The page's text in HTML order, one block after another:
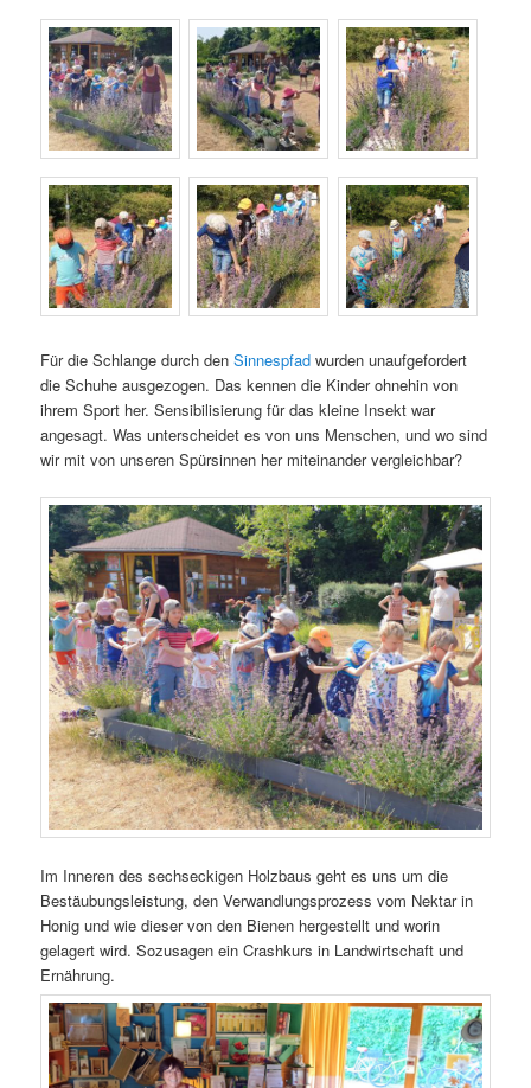
Für die Schlange durch denSinnespfad wurden unaufgefordert
die Schuhe ausgezogen. Das kennen die Kinder ohnehin von
ihrem Sport her. Sensibilisierung für das kleine Insekt war
angesagt. Was unterscheidet es von uns Menschen, und wo sind
wir mit von unseren Spürsinnen her miteinander vergleichbar?
Im Inneren des sechseckigen Holzbaus geht es uns um die
Bestäubungsleistung, den Verwandlungsprozess vom Nektar in
Honig und wie dieser von den Bienen hergestellt und worin
gelagert wird. Sozusagen ein Crashkurs in Landwirtschaft und
Ernährung.